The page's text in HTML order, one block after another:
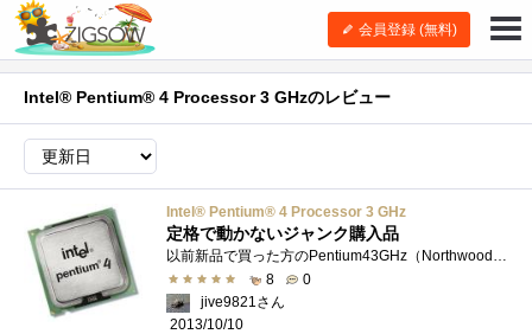
会員登録 (無料)
Intel® Pentium® 4 Processor 3 GHzのレビュー
Intel® Pentium® 4 Processor 3 GHz
定格で動かないジャンク購入品
以前新品で買った方のPentium43GHz（Northwood）は掲載しましたが、今回掲載するのは同じCPUのジャンク購入品です。こちらは不動作品と明記されてい�...
8
0
jive9821さん
2013/10/10